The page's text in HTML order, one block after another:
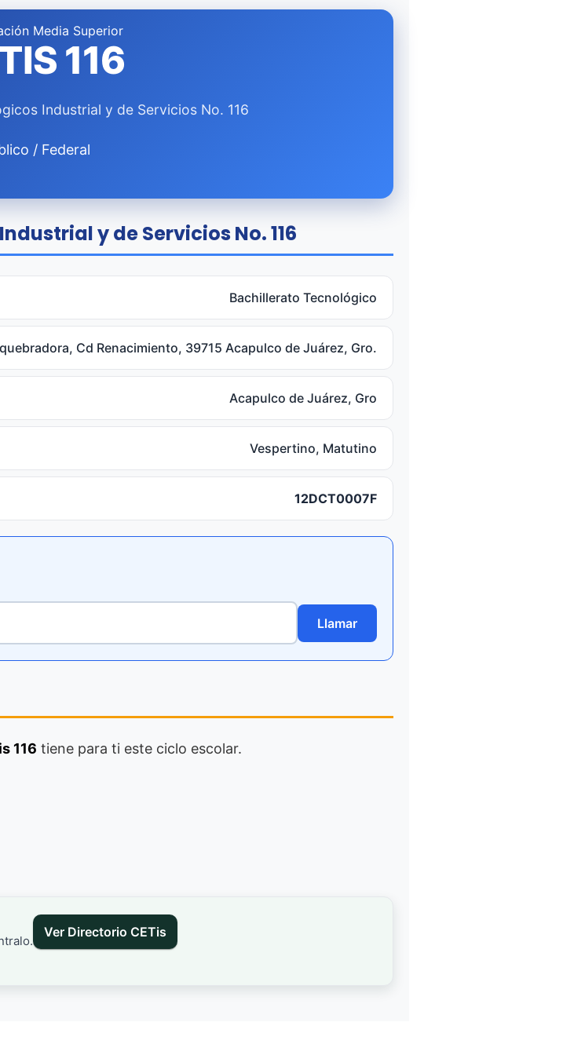
Media Superior
116
Industrial y de Servicios No. 116
/ Federal
y de Servicios No. 116
Bachillerato Tecnológico
Cd Renacimiento, 39715 Acapulco de Juárez, Gro.
Acapulco de Juárez, Gro
Vespertino, Matutino
12DCT0007F
Llamar
116 tiene para ti este ciclo escolar.
Ver Directorio CETis